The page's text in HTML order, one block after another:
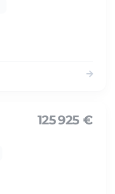
125 925 €